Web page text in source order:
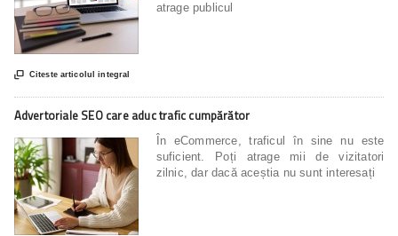
atrage publicul
 Citeste articolul integral
Advertoriale SEO care aduc trafic cumpărător
În eCommerce, traficul în sine nu este
suficient. Poți atrage mii de vizitatori
zilnic, dar dacă aceștia nu sunt interesați